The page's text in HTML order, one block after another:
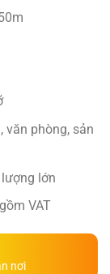
văn phòng, sản
lớn
VAT
nơi